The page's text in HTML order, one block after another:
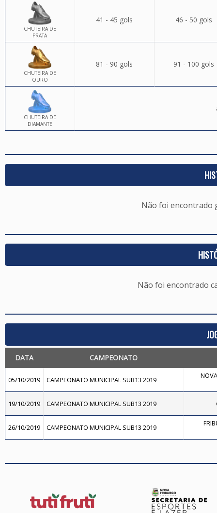
CHUTEIRA DE
PRATA
41 - 45 gols 46 - 50 gols
CHUTEIRA DE
OURO
81 - 90 gols 91 - 100 gols
CHUTEIRA DE
DIAMANTE
Não foi encontrado
Não foi encontrado
DATA CAMPEONATO
05/10/2019 CAMPEONATO MUNICIPAL SUB13 2019
19/10/2019 CAMPEONATO MUNICIPAL SUB13 2019
26/10/2019 CAMPEONATO MUNICIPAL SUB13 2019